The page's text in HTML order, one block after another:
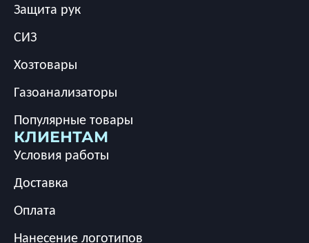
Защита рук
СИЗ
Хозтовары
Газоанализаторы
Популярные товары
КЛИЕНТАМ
Условия работы
Доставка
Оплата
Нанесение логотипов